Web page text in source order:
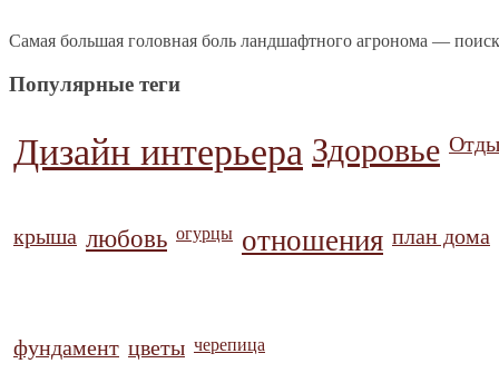
Самая большая головная боль ландшафтного агронома —
Популярные теги
Дизайн интерьера Здоровье
крыша любовь огурцы отношения план дома
фундамент цветы черепица